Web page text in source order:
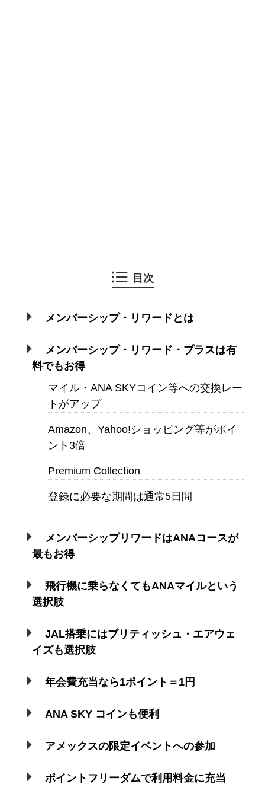
目次
メンバーシップ・リワードとは
メンバーシップ・リワード・プラスは有
料でもお得
マイル・ANA SKYコイン等への交換レー
トがアップ
Amazon、Yahoo!ショッピング等がポイ
ント3倍
Premium Collection
登録に必要な期間は通常5日間
メンバーシップリワードはANAコースが
最もお得
飛行機に乗らなくてもANAマイルという
選択肢
JAL搭乗にはブリティッシュ・エアウェ
イズも選択肢
年会費充当なら1ポイント＝1円
ANA SKY コインも便利
アメックスの限定イベントへの参加
ポイントフリーダムで利用料金に充当